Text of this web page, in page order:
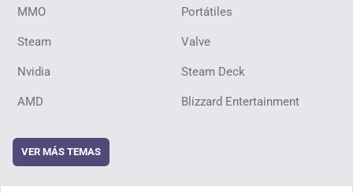
MMO Portátiles
Steam Valve
Nvidia Steam Deck
AMD Blizzard Entertainment
VER MÁS TEMAS